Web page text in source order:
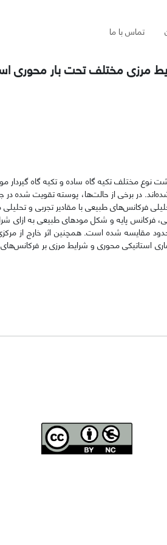
تماس با ما
مرزی مختلف تحت بار محوری
مختلف تکیه گاه ساده و تکیه گاه گیردار
در برخی از حالتها، پوسته تقویت شده در
فرکانس‌های طبیعی با مقادیر تجربی و تحلیلی
پایه و شکل مودهای طبیعی به ازای
مقایسه شده است. همچنین اثر خارج از
استاتیکی محوری و شرایط مرزی بر